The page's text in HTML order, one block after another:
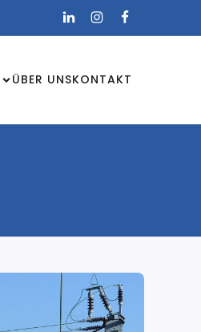
ÜBER UNSKONTAKT